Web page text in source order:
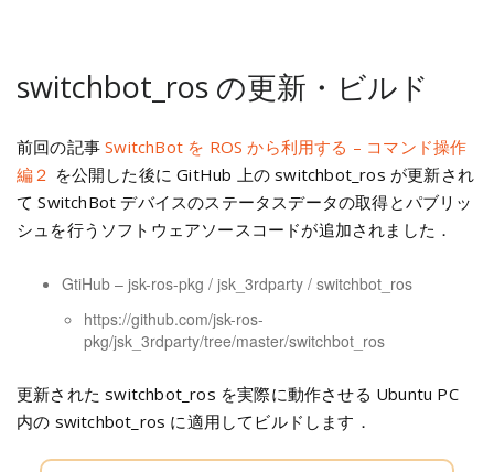
switchbot_ros の更新・ビルド
前回の記事SwitchBot を ROS から利用する – コマンド操作
編２ を公開した後に GitHub 上の switchbot_ros が更新され
て SwitchBot デバイスのステータスデータの取得とパブリッ
シュを行うソフトウェアソースコードが追加されました．
GtiHub – jsk-ros-pkg / jsk_3rdparty / switchbot_ros
https://github.com/jsk-ros-
pkg/jsk_3rdparty/tree/master/switchbot_ros
更新された switchbot_ros を実際に動作させる Ubuntu PC
内の switchbot_ros に適用してビルドします．